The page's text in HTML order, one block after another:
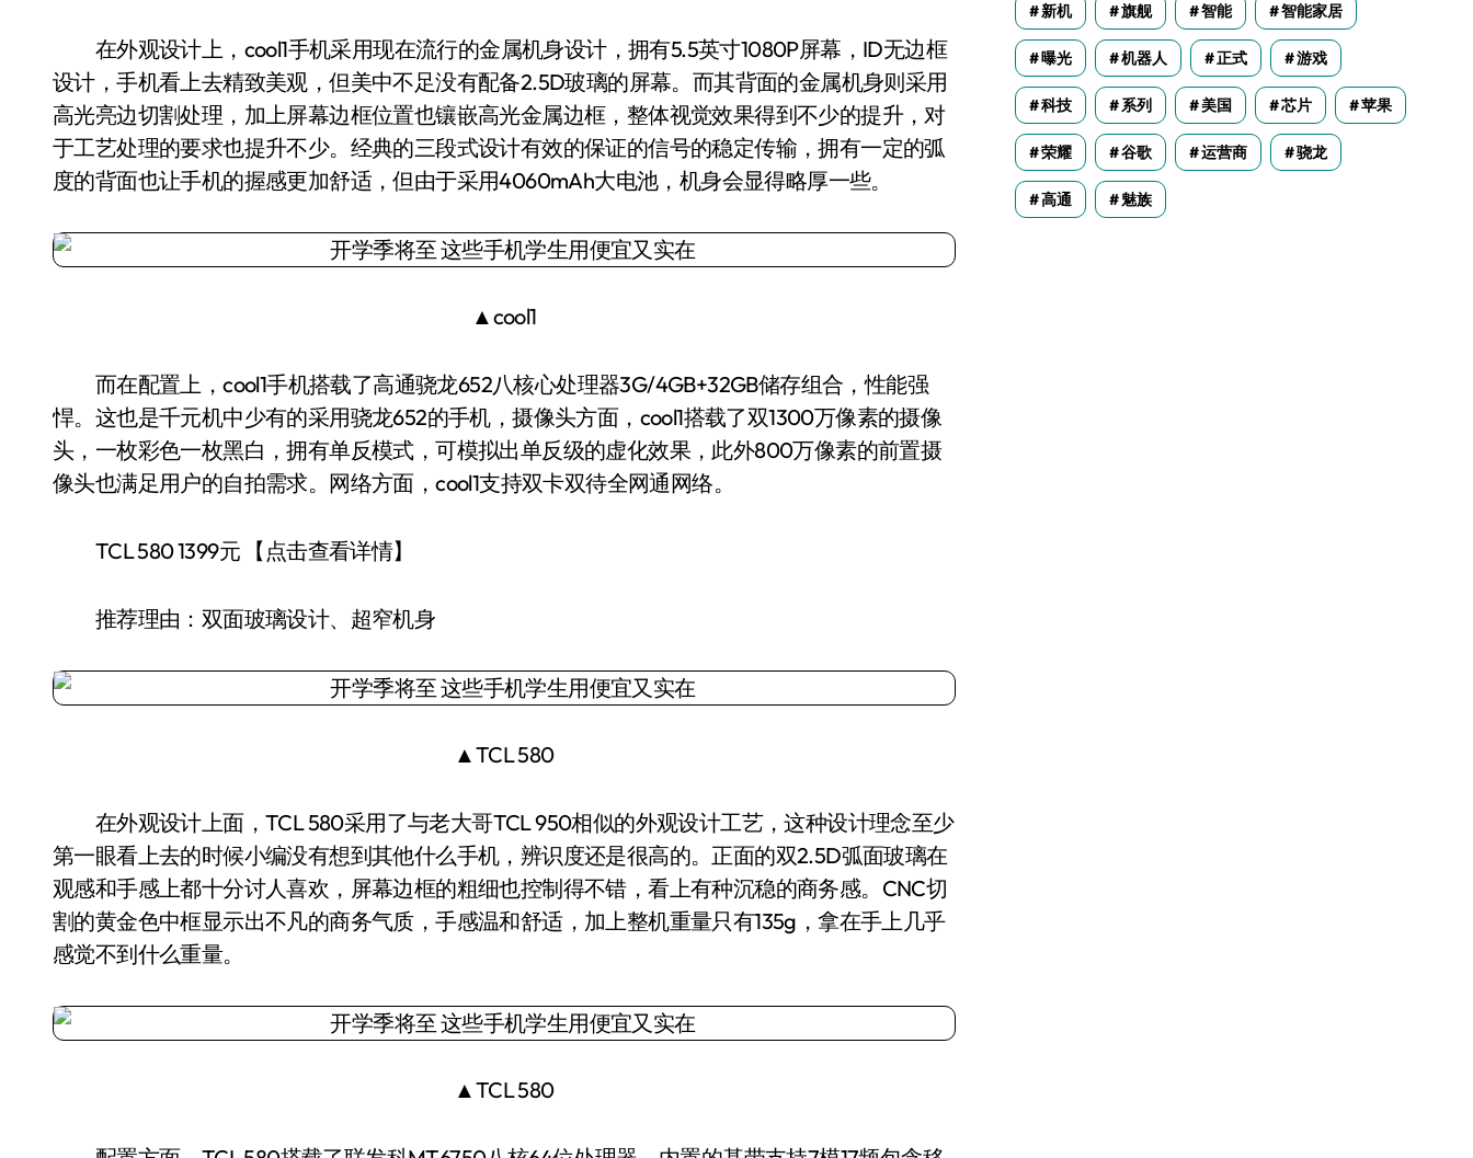
在外观设计上，cool1手机采用现在流行的金属机身设计，拥有5.5英寸1080P屏幕，ID无边框
设计，手机看上去精致美观，但美中不足没有配备2.5D玻璃的屏幕。而其背面的金属机身则采用
高光亮边切割处理，加上屏幕边框位置也镶嵌高光金属边框，整体视觉效果得到不少的提升，对
于工艺处理的要求也提升不少。经典的三段式设计有效的保证的信号的稳定传输，拥有一定的弧
度的背面也让手机的握感更加舒适，但由于采用4060mAh大电池，机身会显得略厚一些。
▲cool1
而在配置上，cool1手机搭载了高通骁龙652八核心处理器3G/4GB+32GB储存组合，性能强
悍。这也是千元机中少有的采用骁龙652的手机，摄像头方面，cool1搭载了双1300万像素的摄像
头，一枚彩色一枚黑白，拥有单反模式，可模拟出单反级的虚化效果，此外800万像素的前置摄
像头也满足用户的自拍需求。网络方面，cool1支持双卡双待全网通网络。
TCL 580 1399元 【点击查看详情】
推荐理由：双面玻璃设计、超窄机身
▲TCL 580
在外观设计上面，TCL 580采用了与老大哥TCL 950相似的外观设计工艺，这种设计理念至少
第一眼看上去的时候小编没有想到其他什么手机，辨识度还是很高的。正面的双2.5D弧面玻璃在
观感和手感上都十分讨人喜欢，屏幕边框的粗细也控制得不错，看上有种沉稳的商务感。CNC切
割的黄金色中框显示出不凡的商务气质，手感温和舒适，加上整机重量只有135g，拿在手上几乎
感觉不到什么重量。
▲TCL 580
新机 旗舰 智能 智能家居
曝光 机器人 正式 游戏
科技 系列 美国 芯片 苹果
荣耀 谷歌 运营商 骁龙
高通 魅族